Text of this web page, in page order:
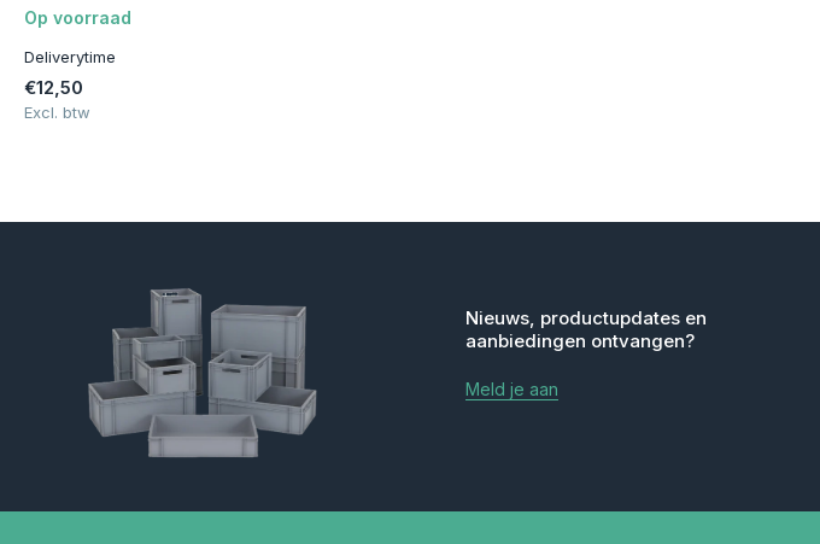
Op voorraad
Deliverytime
€12,50
Excl. btw
Nieuws, productupdates en
aanbiedingen ontvangen?
Meld je aan